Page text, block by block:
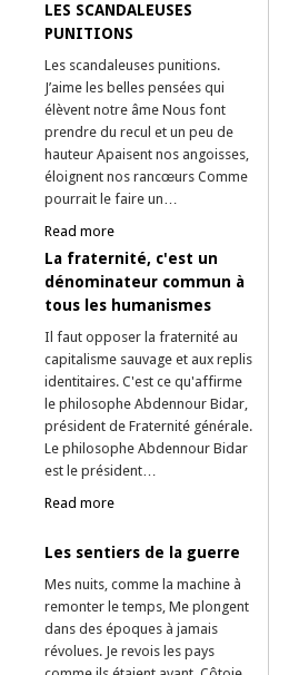
LES SCANDALEUSES
PUNITIONS
Les scandaleuses punitions.
J’aime les belles pensées qui
élèvent notre âme Nous font
prendre du recul et un peu de
hauteur Apaisent nos angoisses,
éloignent nos rancœurs Comme
pourrait le faire un…
Read more
La fraternité, c'est un
dénominateur commun à
tous les humanismes
Il faut opposer la fraternité au
capitalisme sauvage et aux replis
identitaires. C'est ce qu'affirme
le philosophe Abdennour Bidar,
président de Fraternité générale.
Le philosophe Abdennour Bidar
est le président…
Read more
Les sentiers de la guerre
Mes nuits, comme la machine à
remonter le temps, Me plongent
dans des époques à jamais
révolues. Je revois les pays